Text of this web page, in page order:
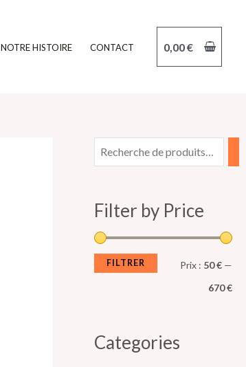
NOTRE HISTOIRE CONTACT 0,00€
Filter by Price
m
n
m
x
FILTRER Prix : 50 €—
670 €
Categories